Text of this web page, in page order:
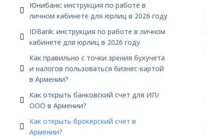
Юнибанк: инструкция по работе в
личном кабинете для юрлиц в 2026 году
IDBank: инструкция по работе в личном
кабинете для юрлиц в 2026 году
Как правильно с точки зрения бухучета
и налогов пользоваться бизнес-картой
в Армении?
Как открыть банковский счет для ИП/
ООО в Армении?
Как открыть брокерский счет в
Армении?